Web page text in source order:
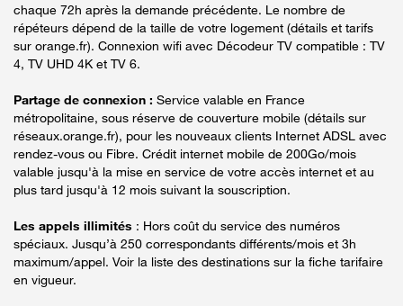
chaque 72h après la demande précédente. Le nombre de
répéteurs dépend de la taille de votre logement (détails et tarifs
sur orange.fr). Connexion wifi avec Décodeur TV compatible : TV
4, TV UHD 4K et TV 6.
Partage de connexion : Service valable en France
métropolitaine, sous réserve de couverture mobile (détails sur
réseaux.orange.fr), pour les nouveaux clients Internet ADSL avec
rendez-vous ou Fibre. Crédit internet mobile de 200Go/mois
valable jusqu'à la mise en service de votre accès internet et au
plus tard jusqu'à 12 mois suivant la souscription.
Les appels illimités : Hors coût du service des numéros
spéciaux. Jusqu’à 250 correspondants différents/mois et 3h
maximum/appel. Voir la liste des destinations sur la fiche tarifaire
en vigueur.